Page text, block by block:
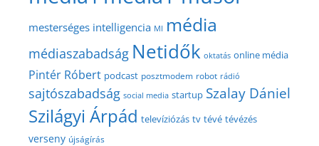
mesterséges intelligencia MI média
médiaszabadság Netidők oktatás online média
Pintér Róbert podcast posztmodem robot rádió
sajtószabadság social media startup Szalay Dániel
Szilágyi Árpád televíziózás tv tévé tévézés
verseny újságírás